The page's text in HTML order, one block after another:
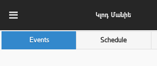
Կլոդ Մանիե
Events Schedule